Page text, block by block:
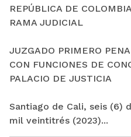
REPÚBLICA DE
RAMA JUDICIAL
JUZGADO PRIMERO
CON FUNCIONES DE
PALACIO DE JUSTICIA
Santiago de Cali, seis (6)
mil veintitrés (2023)...